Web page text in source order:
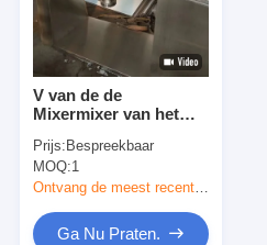
Industriële Drogende Machine
Plotselinge Drogermachine
Peddeldroger
Vacuüm Drogende Machine
V van de de
Mixermixer van het
van het
Voedselkruiden het
Mengen zich van de
Machine
Prijs:Bespreekbaar
MOQ:1
Ontvang de meest recente Prijs
Ga Nu Praten.